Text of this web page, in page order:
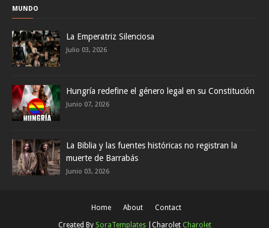
MUNDO
La Emperatriz Silenciosa
Julio 03, 2026
Hungría redefine el género legal en su Constitución
Junio 07, 2026
La Biblia y las fuentes históricas no registran la
muerte de Barrabás
Junio 03, 2026
Home About Contact
Created By SoraTemplates|Charolet Charolet